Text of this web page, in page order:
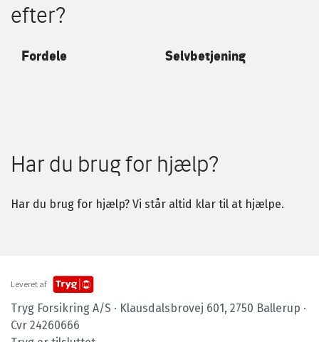
efter?
Fordele Selvbetjening
Har du brug for hjælp?
Har du brug for hjælp? Vi står altid klar til at hjælpe.
Leveret af
Tryg Forsikring A/S · Klausdalsbrovej 601, 2750 Ballerup ·
Cvr 24260666